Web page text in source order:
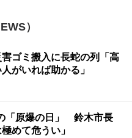
）
ゴミ搬入に長蛇の列「高
がいれば助かる」
「原爆の日」 鈴木市長
めて危うい」